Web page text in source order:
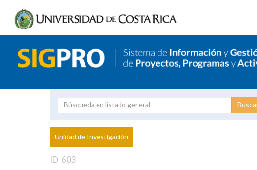
Proyecto
Investigador
Unidad de Investigación
ID: 603